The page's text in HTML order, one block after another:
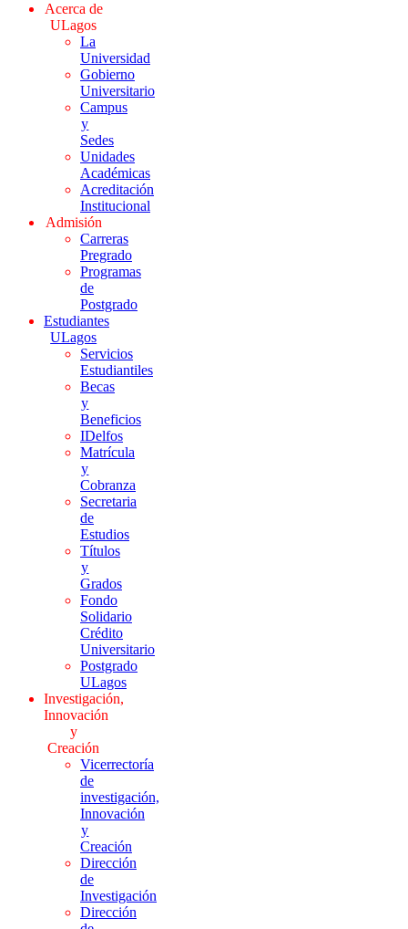
Acerca de
ULagos
La
Universidad
Gobierno
Universitario
Campus
y
Sedes
Unidades
Académicas
Acreditación
Institucional
Admisión
Carreras
Pregrado
Programas
de
Postgrado
Estudiantes
ULagos
Servicios
Estudiantiles
Becas
y
Beneficios
IDelfos
Matrícula
y
Cobranza
Secretaria
de
Estudios
Títulos
y
Grados
Fondo
Solidario
Crédito
Universitario
Postgrado
ULagos
Investigación,
Innovación
y
Creación
Vicerrectoría
de
investigación,
Innovación
y
Creación
Dirección
de
Investigación
Dirección